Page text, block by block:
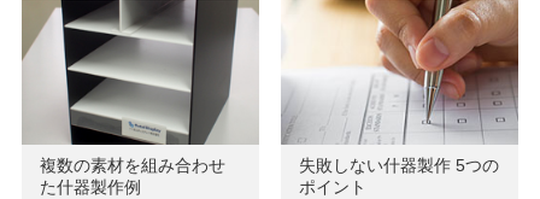
複数の素材を組み合わせ
た什器製作例
失敗しない什器製作 5つの
ポイント